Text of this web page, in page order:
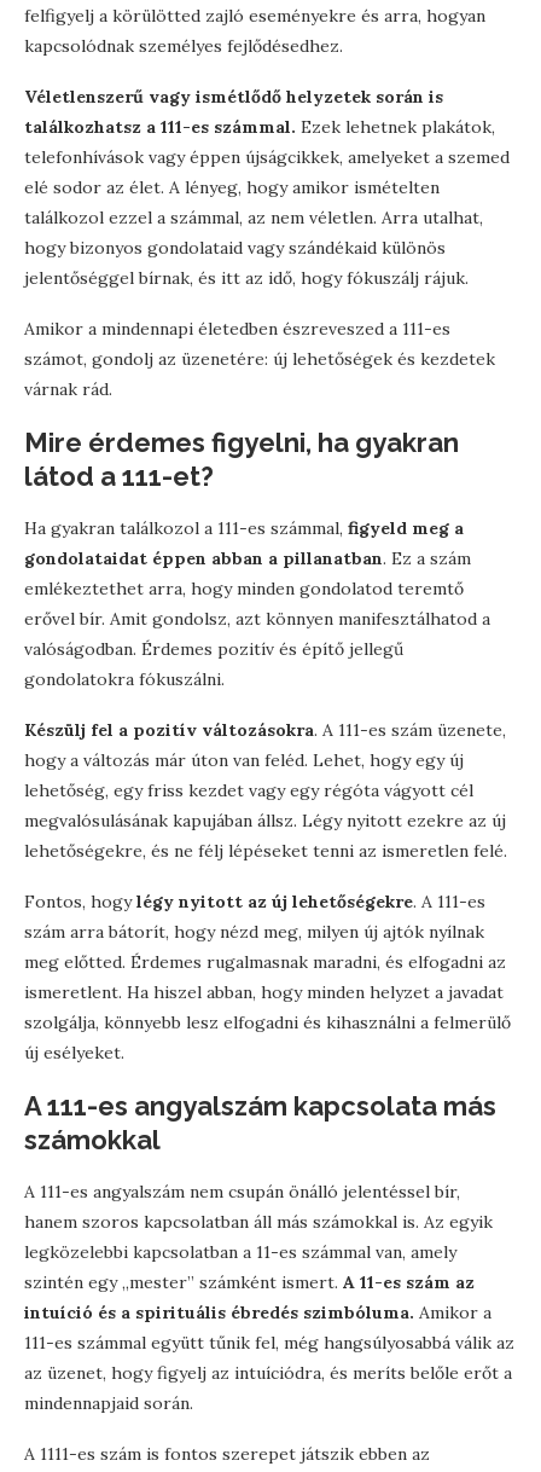
felfigyelj a körülötted zajló eseményekre és arra, hogyan
kapcsolódnak személyes fejlődésedhez.
Véletlenszerű vagy ismétlődő helyzetek során is
találkozhatsz a 111-es számmal. Ezek lehetnek plakátok,
telefonhívások vagy éppen újságcikkek, amelyeket a szemed
elé sodor az élet. A lényeg, hogy amikor ismételten
találkozol ezzel a számmal, az nem véletlen. Arra utalhat,
hogy bizonyos gondolataid vagy szándékaid különös
jelentőséggel bírnak, és itt az idő, hogy fókuszálj rájuk.
Amikor a mindennapi életedben észreveszed a 111-es
számot, gondolj az üzenetére: új lehetőségek és kezdetek
várnak rád.
Mire érdemes figyelni, ha gyakran
látod a 111-et?
Ha gyakran találkozol a 111-es számmal, figyeld meg a
gondolataidat éppen abban a pillanatban. Ez a szám
emlékeztethet arra, hogy minden gondolatod teremtő
erővel bír. Amit gondolsz, azt könnyen manifesztálhatod a
valóságodban. Érdemes pozitív és építő jellegű
gondolatokra fókuszálni.
Készülj fel a pozitív változásokra. A 111-es szám üzenete,
hogy a változás már úton van feléd. Lehet, hogy egy új
lehetőség, egy friss kezdet vagy egy régóta vágyott cél
megvalósulásának kapujában állsz. Légy nyitott ezekre az új
lehetőségekre, és ne félj lépéseket tenni az ismeretlen felé.
Fontos, hogylégy nyitott az új lehetőségekre. A 111-es
szám arra bátorít, hogy nézd meg, milyen új ajtók nyílnak
meg előtted. Érdemes rugalmasnak maradni, és elfogadni az
ismeretlent. Ha hiszel abban, hogy minden helyzet a javadat
szolgálja, könnyebb lesz elfogadni és kihasználni a felmerülő
új esélyeket.
A 111-es angyalszám kapcsolata más
számokkal
A 111-es angyalszám nem csupán önálló jelentéssel bír,
hanem szoros kapcsolatban áll más számokkal is. Az egyik
legközelebbi kapcsolatban a 11-es számmal van, amely
szintén egy „mester” számként ismert. A 11-es szám az
intuíció és a spirituális ébredés szimbóluma. Amikor a
111-es számmal együtt tűnik fel, még hangsúlyosabbá válik az
az üzenet, hogy figyelj az intuíciódra, és meríts belőle erőt a
mindennapjaid során.
A 1111-es szám is fontos szerepet játszik ebben az